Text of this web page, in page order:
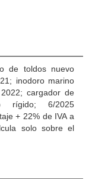
de toldos nuevo
inodoro marino
cargador de
rígido; 6/2025
+ 22% de IVA a
solo sobre el